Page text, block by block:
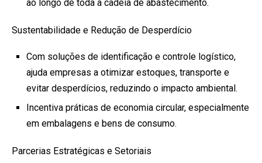
ao longo de toda a cadeia de abastecimento.
Sustentabilidade e Redução de Desperdício
Com soluções de identificação e controle logístico,
ajuda empresas a otimizar estoques, transporte e
evitar desperdícios, reduzindo o impacto ambiental.
Incentiva práticas de economia circular, especialmente
em embalagens e bens de consumo.
Parcerias Estratégicas e Setoriais